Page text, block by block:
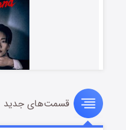
قسمت۸ (زیرنویس)
قسمت‌های جدید